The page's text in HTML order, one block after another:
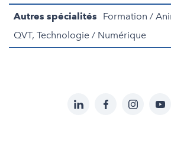
Autres spécialités
Formation /
QVT, Technologie / Numérique
LinkedInFacebookInstagram